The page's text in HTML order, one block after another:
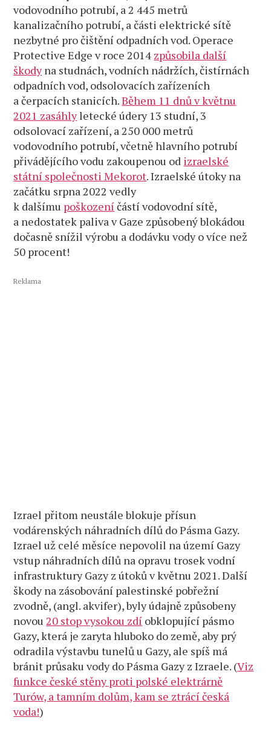
vodovodního potrubí, a 2 445 metrů
kanalizačního potrubí, a části elektrické sítě
nezbytné pro čištění odpadních vod. Operace
Protective Edge v roce 2014 způsobila další
škodyna studnách, vodních nádržích, čistírnách
odpadních vod, odsolovacích zařízeních
a čerpacích stanicích.Během 11 dnů v květnu
2021 zasáhlyletecké údery 13 studní, 3
odsolovací zařízení, a 250 000 metrů
vodovodního potrubí, včetně hlavního potrubí
přivádějícího vodu zakoupenou od izraelské
státní společnosti Mekorot. Izraelské útoky na
začátku srpna 2022 vedly
k dalšímu poškozeníčástí vodovodní sítě,
a nedostatek paliva v Gaze způsobený blokádou
dočasně snížil výrobu a dodávku vody o více než
50 procent!
Reklama
Izrael přitom neustále blokuje přísun
vodárenských náhradních dílů do Pásma Gazy.
Izrael už celé měsíce nepovolil na území Gazy
vstup náhradních dílů na opravu trosek vodní
infrastruktury Gazy z útoků v květnu 2021. Další
škody na zásobování palestinské pobřežní
zvodně, (angl. akvifer), byly údajně způsobeny
novou 20 stop vysokou zdí obklopující pásmo
Gazy, která je zaryta hluboko do země, aby prý
odradila výstavbu tunelů u Gazy, ale spíš má
bránit průsaku vody do Pásma Gazy z Izraele. (Viz
funkce české stěny proti polské elektrárně
Turów, a tamním dolům, kam se ztrácí česká
voda!)